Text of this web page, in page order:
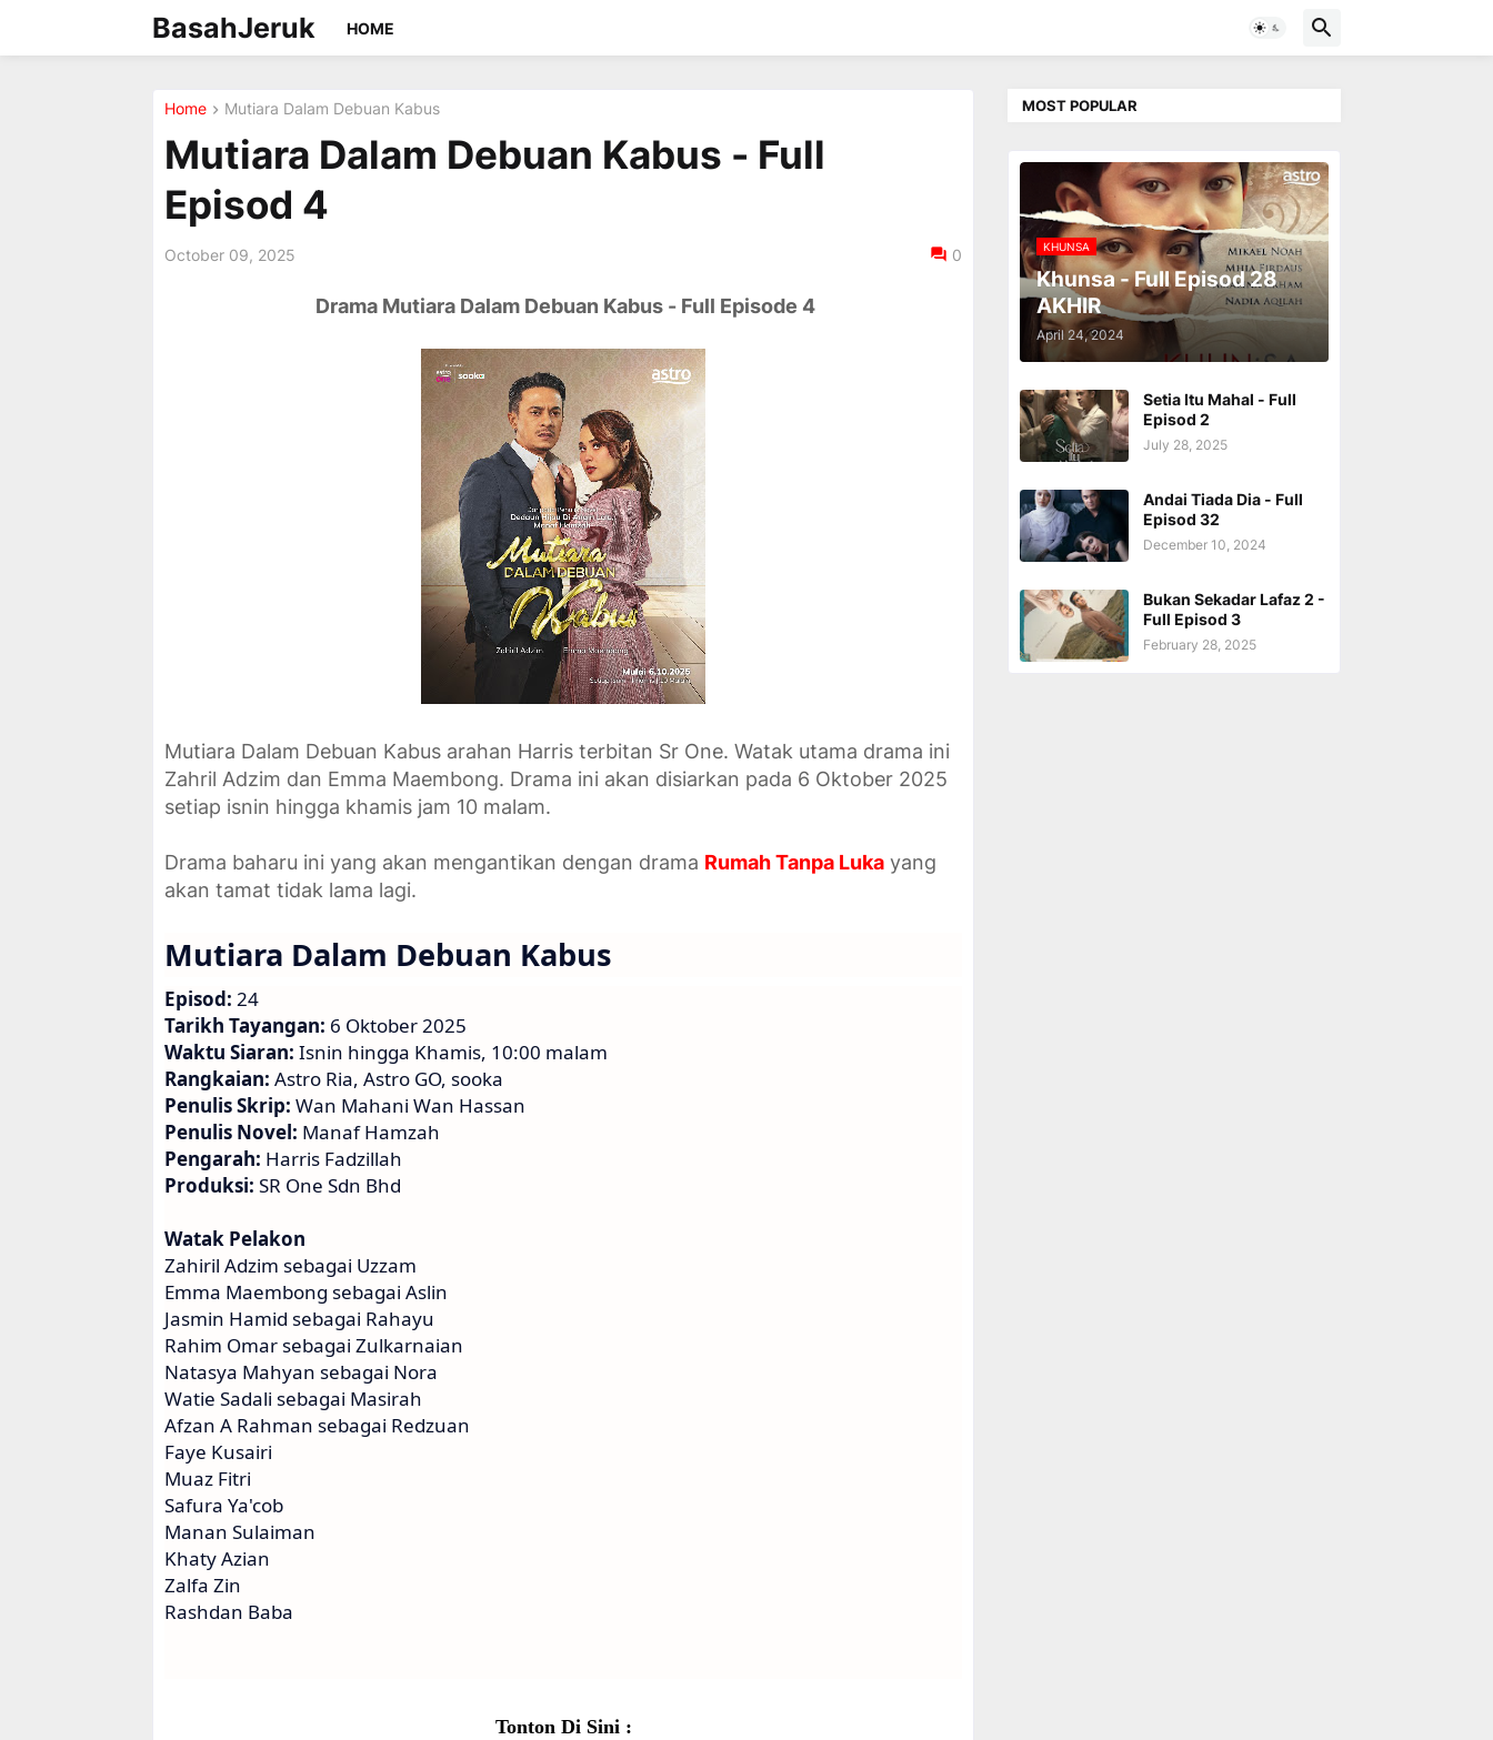
BasahJeruk HOME
Home Mutiara Dalam Debuan Kabus
Mutiara Dalam Debuan Kabus - Full
Episod 4
October 09, 2025 0
Drama Mutiara Dalam Debuan Kabus - Full Episode 4
Mutiara Dalam Debuan Kabus arahan Harris terbitan Sr One. Watak utama drama ini
Zahril Adzim dan Emma Maembong. Drama ini akan disiarkan pada 6 Oktober 2025
setiap isnin hingga khamis jam 10 malam.
Drama baharu ini yang akan mengantikan dengan drama Rumah Tanpa Luka yang
akan tamat tidak lama lagi.
Mutiara Dalam Debuan Kabus
Episod: 24
Tarikh Tayangan: 6 Oktober 2025
Waktu Siaran: Isnin hingga Khamis, 10:00 malam
Rangkaian: Astro Ria, Astro GO, sooka
Penulis Skrip: Wan Mahani Wan Hassan
Penulis Novel: Manaf Hamzah
Pengarah: Harris Fadzillah
Produksi: SR One Sdn Bhd
Watak Pelakon
Zahiril Adzim sebagai Uzzam
Emma Maembong sebagai Aslin
Jasmin Hamid sebagai Rahayu
Rahim Omar sebagai Zulkarnaian
Natasya Mahyan sebagai Nora
Watie Sadali sebagai Masirah
Afzan A Rahman sebagai Redzuan
Faye Kusairi
Muaz Fitri
Safura Ya'cob
Manan Sulaiman
Khaty Azian
Zalfa Zin
Rashdan Baba
Tonton Di Sini :
MOST POPULAR
KHUNSA
Khunsa - Full Episod 28
AKHIR
April 24, 2024
Setia Itu Mahal - Full
Episod 2
July 28, 2025
Andai Tiada Dia - Full
Episod 32
December 10, 2024
Bukan Sekadar Lafaz 2 -
Full Episod 3
February 28, 2025